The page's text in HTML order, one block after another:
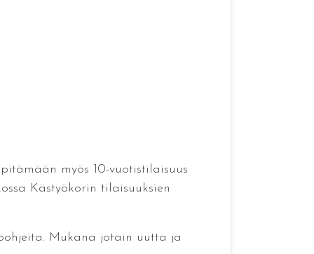
myös 10-vuotistilaisuus
Kästyökorin tilaisuuksien
Mukana jotain uutta ja